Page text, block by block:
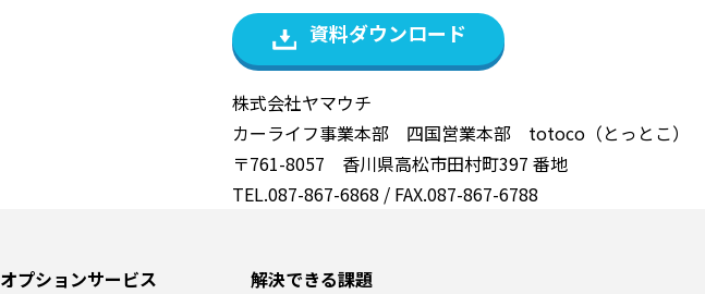
資料ダウンロード
株式会社ヤマウチ
カーライフ事業本部 四国営業本部 totoco（とっとこ）
〒761-8057 香川県高松市田村町397 番地
TEL.087-867-6868 / FAX.087-867-6788
オプションサービス
解決できる課題